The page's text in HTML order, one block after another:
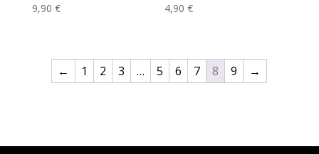
9,90 € 4,90€
← 1 2 3 … 5 6 7 8 9 →